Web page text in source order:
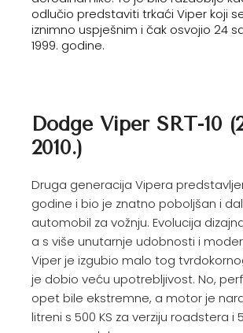
odlučio predstaviti trkaći Viper koji
iznimno uspješnim i čak osvojio 24
1999. godine.
Dodge Viper SRT-10
2010.)
Druga generacija Vipera
godine i bio je znatno poboljšan i
automobil za vožnju. Evolucija
a s više unutarnje udobnosti i
Viper je izgubio malo tog
je dobio veću upotrebljivost. No,
opet bile ekstremne, a motor je
litreni s 500 KS za verziju roadstera i